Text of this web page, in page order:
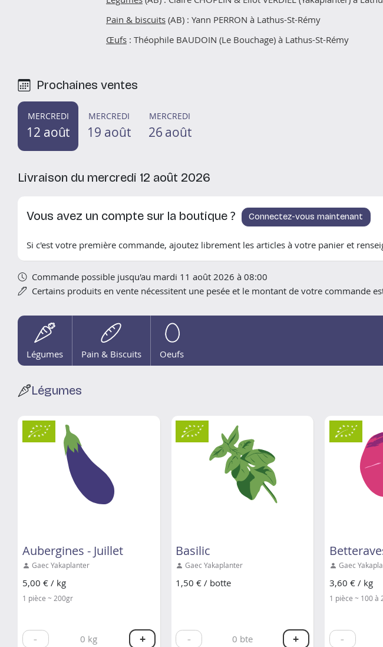
Pain & biscuits (AB) : Yann PERRON à Lathus-St-Rémy
Œufs : Théophile BAUDOIN (Le Bouchage) à Lathus-St-Rémy
Prochaines ventes
MERCREDI
12 août
MERCREDI
19 août
MERCREDI
26 août
Livraison du mercredi 12 août 2026
Vous avez un compte sur la boutique ? Connectez-vous maintenant
Si c'est votre première commande, ajoutez librement les articles à votre panier et
Commande possible jusqu'au mardi 11 août 2026 à 08:00
Certains produits en vente nécessitent une pesée et le montant de votre commande
Légumes Pain & Biscuits Oeufs
Légumes
Aubergines - Juillet
Gaec Yakaplanter
5,00 € / kg
1 pièce ~ 200gr
- 0 kg +
Basilic
Gaec Yakaplanter
1,50 € / botte
- 0 bte +
Gaec
3,60 € / kg
1 pièce ~ 100 à
-